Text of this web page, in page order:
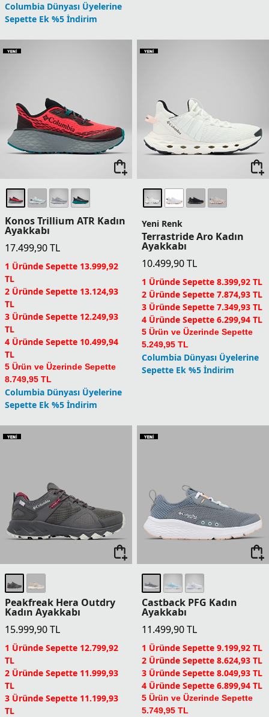
Columbia Dünyası Üyelerine
Sepette Ek %5 İndirim
Konos Trillium ATR Kadın
Ayakkabı
17.499,90TL
1 Üründe Sepette 13.999,92
TL
2 Üründe Sepette 13.124,93
TL
3 Üründe Sepette 12.249,93
TL
4 Üründe Sepette 10.499,94
TL
5 Ürün ve Üzerinde Sepette
8.749,95 TL
Columbia Dünyası Üyelerine
Sepette Ek %5 İndirim
Yeni Renk
Terrastride Aro Kadın
Ayakkabı
10.499,90TL
1 Üründe Sepette 8.399,92 TL
2 Üründe Sepette 7.874,93 TL
3 Üründe Sepette 7.349,93 TL
4 Üründe Sepette 6.299,94 TL
5 Ürün ve Üzerinde Sepette
5.249,95 TL
Columbia Dünyası Üyelerine
Sepette Ek %5 İndirim
Peakfreak Hera Outdry
Kadın Ayakkabı
15.999,90TL
1 Üründe Sepette 12.799,92
TL
2 Üründe Sepette 11.999,93
TL
3 Üründe Sepette 11.199,93
TL
Castback PFG Kadın
Ayakkabı
11.499,90TL
1 Üründe Sepette 9.199,92 TL
2 Üründe Sepette 8.624,93 TL
3 Üründe Sepette 8.049,93 TL
4 Üründe Sepette 6.899,94 TL
5 Ürün ve Üzerinde Sepette
5.749,95 TL